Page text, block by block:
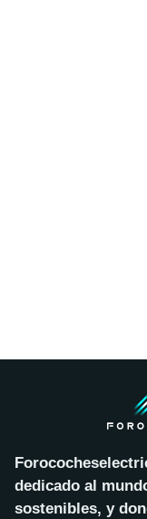
dedicado al
sostenibles, y